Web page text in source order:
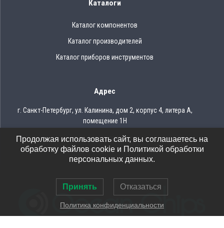
Каталоги
Каталог компонентов
Каталог производителей
Каталог приборов инструментов
Адрес
г. Санкт-Петербург, ул. Калинина, дом 2, корпус 4, литера А,
помещение 1Н
Тел.: 8 (812) 309-75-97
Email: ocean@oceanchips.ru
Продолжая использовать сайт, вы соглашаетесь на
обработку файлов cookie и Политикой обработки
персональных данных.
Принять Отказаться
Политика конфиденциальности